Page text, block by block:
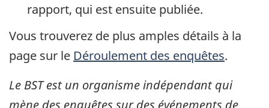
rapport, qui est ensuite publiée.
Vous trouverez de plus amples détails à la
page sur le Déroulement des enquêtes.
Le BST est un organisme indépendant qui